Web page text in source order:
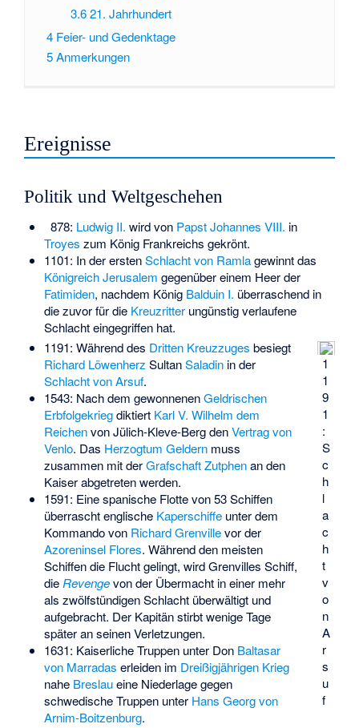
3.6 21. Jahrhundert
4 Feier- und Gedenktage
5Anmerkungen
Ereignisse
Politik und Weltgeschehen
878: Ludwig II. wird von Papst Johannes VIII. in
Troyes zum König Frankreichs gekrönt.
1101: In der erstenSchlacht von Ramlagewinnt das
Königreich Jerusalem gegenüber einem Heer der
Fatimiden, nachdem König Balduin I. überraschend in
die zuvor für die Kreuzritterungünstig verlaufene
Schlacht eingegriffen hat.
1
1
9
1
:
S
c
h
l
a
c
h
t
v
o
n
A
r
s
u
f
1191: Während des Dritten Kreuzzuges besiegt
Richard Löwenherz SultanSaladinin der
Schlacht von Arsuf.
1543: Nach dem gewonnenenGeldrischen
Erbfolgekriegdiktiert Karl V. Wilhelm dem
Reichenvon Jülich-Kleve-Berg denVertrag von
Venlo. Das Herzogtum Geldernmuss
zusammen mit derGrafschaft Zutphenan den
Kaiser abgetreten werden.
1591: Eine spanische Flotte von 53 Schiffen
überrascht englische Kaperschiffeunter dem
Kommando von Richard Grenvillevor der
Azoreninsel Flores. Während den meisten
Schiffen die Flucht gelingt, wird Grenvilles Schiff,
dieRevengevon der Übermacht in einer mehr
als zwölfstündigen Schlacht überwältigt und
aufgebracht. Der Kapitän stirbt wenige Tage
später an seinen Verletzungen.
1631: Kaiserliche Truppen unter Don Baltasar
von Marradas erleiden im Dreißigjährigen Krieg
nahe Breslaueine Niederlage gegen
schwedische Truppen unter Hans Georg von
Arnim-Boitzenburg.